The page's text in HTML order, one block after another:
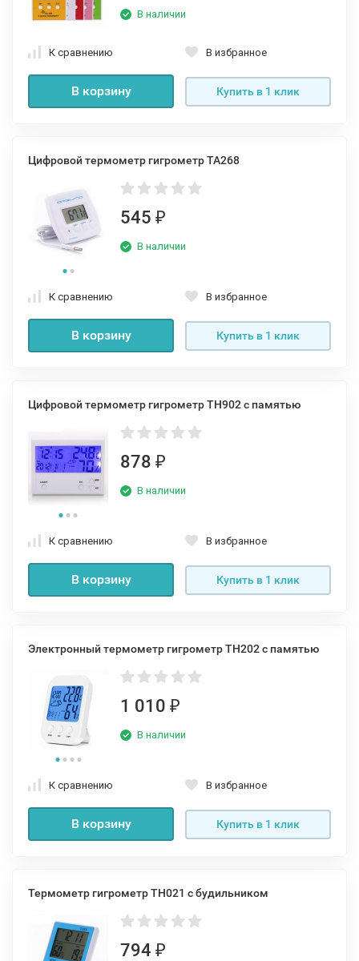
В наличии
К сравнению В избранное
В корзину Купить в 1 клик
Цифровой термометр гигрометр TA268
545 ₽
В наличии
К сравнению В избранное
В корзину Купить в 1 клик
Цифровой термометр гигрометр TH902 с памятью
878 ₽
В наличии
К сравнению В избранное
В корзину Купить в 1 клик
Электронный термометр гигрометр TH202 с памятью
1 010 ₽
В наличии
К сравнению В избранное
В корзину Купить в 1 клик
Термометр гигрометр TH021 с будильником
794 ₽